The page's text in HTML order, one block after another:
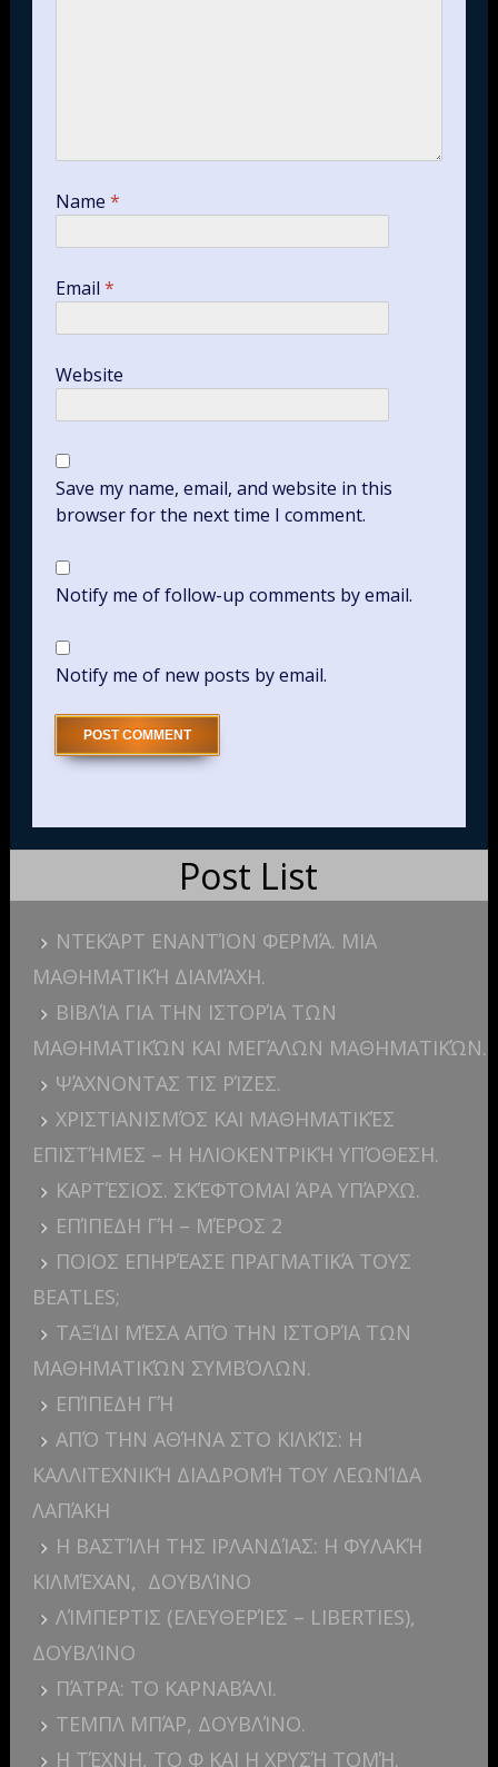
Name *
Email *
Website
Save my name, email, and website in this
browser for the next time I comment.
Notify me of follow-up comments by email.
Notify me of new posts by email.
Post List
ΝΤΕΚΆΡΤ ΕΝΑΝΤΊΟΝ ΦΕΡΜΆ. ΜΙΑ
ΜΑΘΗΜΑΤΙΚΉ ΔΙΑΜΆΧΗ.
ΒΙΒΛΊΑ ΓΙΑ ΤΗΝ ΙΣΤΟΡΊΑ ΤΩΝ
ΜΑΘΗΜΑΤΙΚΏΝ ΚΑΙ ΜΕΓΆΛΩΝ ΜΑΘΗΜΑΤΙΚΏΝ.
ΨΆΧΝΟΝΤΑΣ ΤΙΣ ΡΊΖΕΣ.
ΧΡΙΣΤΙΑΝΙΣΜΌΣ ΚΑΙ ΜΑΘΗΜΑΤΙΚΈΣ
ΕΠΙΣΤΉΜΕΣ – Η ΗΛΙΟΚΕΝΤΡΙΚΉ ΥΠΌΘΕΣΗ.
ΚΑΡΤΈΣΙΟΣ. ΣΚΈΦΤΟΜΑΙ ΆΡΑ ΥΠΆΡΧΩ.
ΕΠΊΠΕΔΗ ΓΉ – ΜΈΡΟΣ 2
ΠΟΙΟΣ ΕΠΗΡΈΑΣΕ ΠΡΑΓΜΑΤΙΚΆ ΤΟΥΣ
BEATLES;
ΤΑΞΊΔΙ ΜΈΣΑ ΑΠΌ ΤΗΝ ΙΣΤΟΡΊΑ ΤΩΝ
ΜΑΘΗΜΑΤΙΚΏΝ ΣΥΜΒΌΛΩΝ.
ΕΠΊΠΕΔΗ ΓΉ
ΑΠΌ ΤΗΝ ΑΘΉΝΑ ΣΤΟ ΚΙΛΚΊΣ: Η
ΚΑΛΛΙΤΕΧΝΙΚΉ ΔΙΑΔΡΟΜΉ ΤΟΥ ΛΕΩΝΊΔΑ
ΛΑΠΆΚΗ
Η ΒΑΣΤΊΛΗ ΤΗΣ ΙΡΛΑΝΔΊΑΣ: Η ΦΥΛΑΚΉ
ΚΙΛΜΈΧΑΝ, ΔΟΥΒΛΊΝΟ
ΛΊΜΠΕΡΤΙΣ (ΕΛΕΥΘΕΡΊΕΣ – LIBERTIES),
ΔΟΥΒΛΊΝΟ
ΠΆΤΡΑ: ΤΟ ΚΑΡΝΑΒΆΛΙ.
ΤΕΜΠΛ ΜΠΆΡ, ΔΟΥΒΛΊΝΟ.
Η ΤΈΧΝΗ, ΤΟ Φ ΚΑΙ Η ΧΡΥΣΉ ΤΟΜΉ.